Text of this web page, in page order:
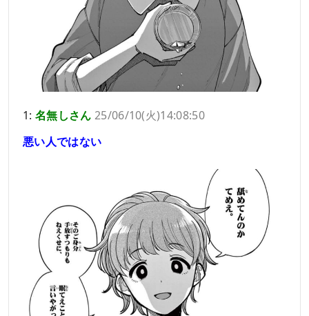
1: 名無しさん 25/06/10(火)14:08:50
悪い人ではない